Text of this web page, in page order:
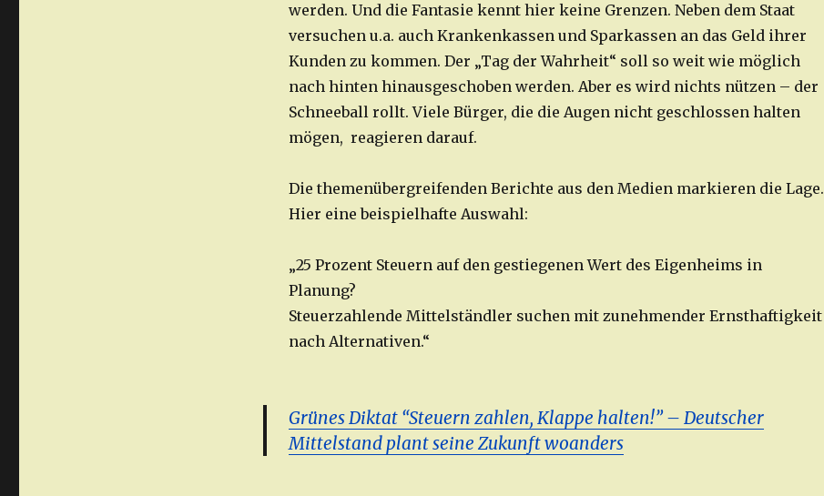
werden. Und die Fantasie kennt hier keine Grenzen. Neben dem Staat
versuchen u.a. auch Krankenkassen und Sparkassen an das Geld ihrer
Kunden zu kommen. Der „Tag der Wahrheit“ soll so weit wie möglich
nach hinten hinausgeschoben werden. Aber es wird nichts nützen – der
Schneeball rollt. Viele Bürger, die die Augen nicht geschlossen halten
mögen, reagieren darauf.
Die themenübergreifenden Berichte aus den Medien markieren die Lage.
Hier eine beispielhafte Auswahl:
„25 Prozent Steuern auf den gestiegenen Wert des Eigenheims in
Planung?
Steuerzahlende Mittelständler suchen mit zunehmender Ernsthaftigkeit
nach Alternativen.“
Grünes Diktat “Steuern zahlen, Klappe halten!” – Deutscher
Mittelstand plant seine Zukunft woanders